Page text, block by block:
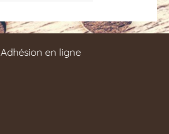
Adhésion en ligne